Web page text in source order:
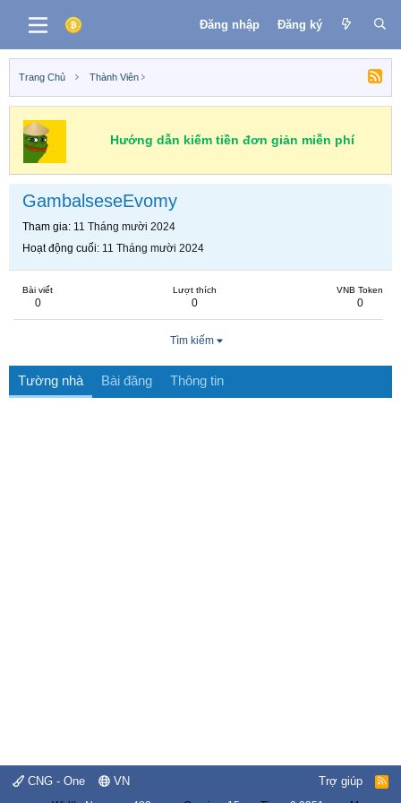
Đăng nhập Đăng ký
Trang Chủ Thành Viên
Hướng dẫn kiếm tiền đơn giản miễn phí
GambalseseEvomy
Tham gia 11 Tháng mười 2024
Hoạt động cuối 11 Tháng mười 2024
Bài viết
0
Lượt thích
0
VNB Token
0
Tìm kiếm
Tường nhà Bài đăng Thông tin
CNG - One VN Trợ giúp
R